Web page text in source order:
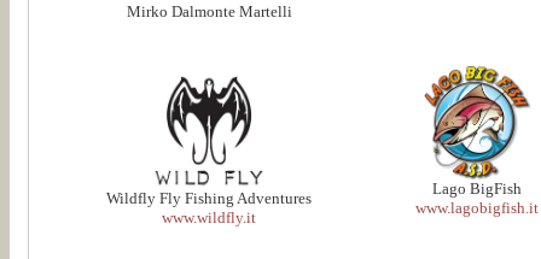
Mirko Dalmonte Martelli
Wildfly Fly Fishing Adventures
www.wildfly.it
Lago BigFish
www.lagobigfish.it